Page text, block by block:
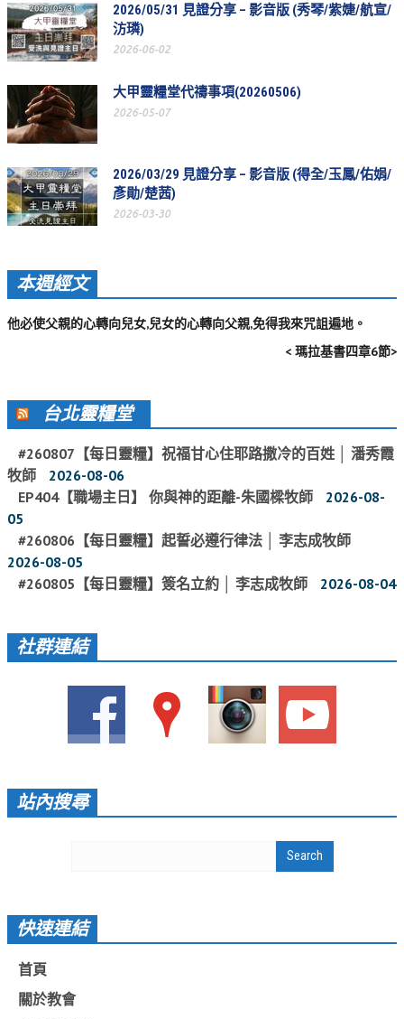
教會節慶_2017年
教會節慶_2016年
教會節慶_2014年
教會節慶_2013年
活動影音
活動影音_2026年
活動影音_2024年
活動影音_2020年
活動影音_2019年
活動影音_2018年
活動影音_2016年
活動影音_2015年
活動影音_2013年
社區愛加倍
愛加倍協會介紹
課後陪讀班資訊
台北靈糧堂 官方網站
讚美之泉 YOUTUBE 頻道
聖經 和合本
2026/05/31 見證分享 – 影音版 (秀琴/紫婕/航宣/
汸璘)
2026-06-02
大甲靈糧堂代禱事項(20260506)
2026-05-07
2026/03/29 見證分享 – 影音版 (得全/玉鳳/佑娟/
彥勛/楚茜)
2026-03-30
本週經文
他必使父親的心轉向兒女,兒女的心轉向父親,免得我來咒詛遍地。
< 瑪拉基書四章6節>
台北靈糧堂
#260807【每日靈糧】祝福甘心住耶路撒冷的百姓 │ 潘秀霞
牧師
2026-08-06
EP404【職場主日】 你與神的距離-朱國樑牧師
2026-08-
05
#260806【每日靈糧】起誓必遵行律法 │ 李志成牧師
2026-08-05
#260805【每日靈糧】簽名立約 │ 李志成牧師
2026-08-04
社群連結
站內搜尋
快速連結
首頁
關於教會